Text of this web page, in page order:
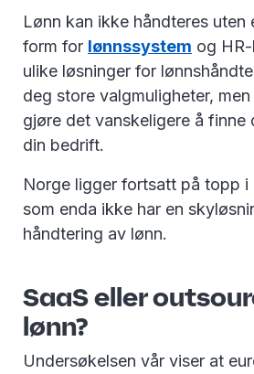
Lønn kan ikke håndteres uten
form for lønnssystem og
ulike løsninger for
deg store valgmuligheter,
gjøre det vanskeligere å finne
din bedrift.
Norge ligger fortsatt på topp i
som enda ikke har en
håndtering av lønn.
SaaS eller
lønn?
Undersøkelsen vår viser at